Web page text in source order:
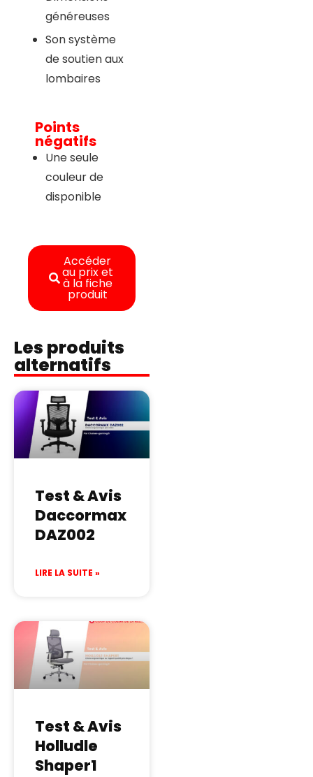
généreuses
Son système
de soutien aux
lombaires
Points
négatifs
Une seule
couleur de
disponible
Accéder
au prix et
à la fiche
produit
Les produits
alternatifs
Test & Avis
Daccormax
DAZ002
LIRE LA SUITE »
Test & Avis
Holludle
Shaper1